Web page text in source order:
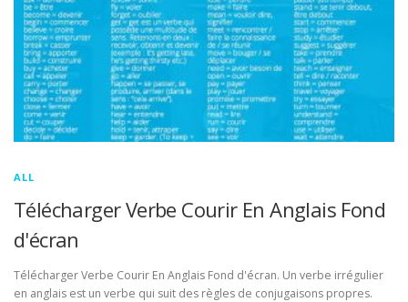
ALL
Télécharger Verbe Courir En Anglais Fond
d'écran
Télécharger Verbe Courir En Anglais Fond d'écran. Un verbe irrégulier
en anglais est un verbe qui suit des règles de conjugaisons propres.